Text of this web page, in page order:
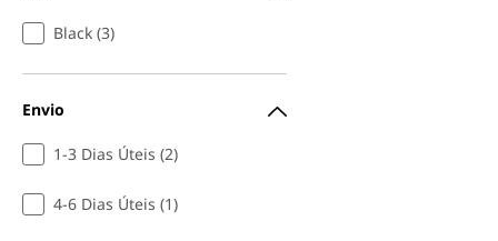
Black (3)
Envio
1-3 Dias Úteis (2)
4-6 Dias Úteis (1)